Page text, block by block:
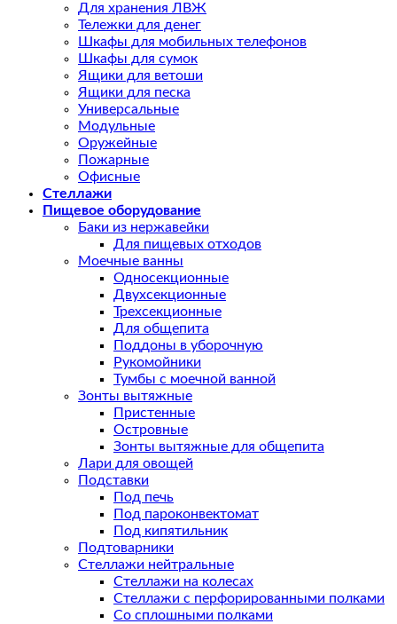
Для хранения ЛВЖ
Тележки для денег
Шкафы для мобильных телефонов
Шкафы для сумок
Ящики для ветоши
Ящики для песка
Универсальные
Модульные
Оружейные
Пожарные
Офисные
Стеллажи
Пищевое оборудование
Баки из нержавейки
Для пищевых отходов
Моечные ванны
Односекционные
Двухсекционные
Трехсекционные
Для общепита
Поддоны в уборочную
Рукомойники
Тумбы с моечной ванной
Зонты вытяжные
Пристенные
Островные
Зонты вытяжные для общепита
Лари для овощей
Подставки
Под печь
Под пароконвектомат
Под кипятильник
Подтоварники
Стеллажи нейтральные
Стеллажи на колесах
Стеллажи с перфорированными полками
Со сплошными полками